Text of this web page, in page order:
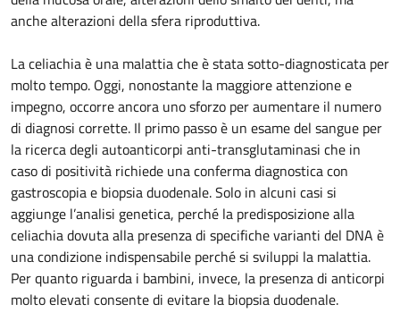
anche alterazioni della sfera riproduttiva.
La celiachia è una malattia che è stata sotto-diagnosticata per
molto tempo. Oggi, nonostante la maggiore attenzione e
impegno, occorre ancora uno sforzo per aumentare il numero
di diagnosi corrette. Il primo passo è un esame del sangue per
la ricerca degli autoanticorpi anti-transglutaminasi che in
caso di positività richiede una conferma diagnostica con
gastroscopia e biopsia duodenale. Solo in alcuni casi si
aggiunge l’analisi genetica, perché la predisposizione alla
celiachia dovuta alla presenza di specifiche varianti del DNA è
una condizione indispensabile perché si sviluppi la malattia.
Per quanto riguarda i bambini, invece, la presenza di anticorpi
molto elevati consente di evitare la biopsia duodenale.